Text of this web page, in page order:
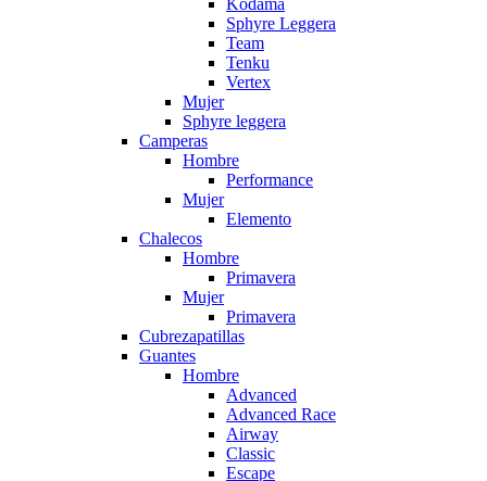
Sphyre Leggera
Team
Tenku
Vertex
Mujer
Sphyre leggera
Camperas
Hombre
Performance
Mujer
Elemento
Chalecos
Hombre
Primavera
Mujer
Primavera
Cubrezapatillas
Guantes
Hombre
Advanced
Advanced Race
Airway
Classic
Escape